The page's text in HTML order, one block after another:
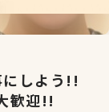
にしよう!!
歓迎!!